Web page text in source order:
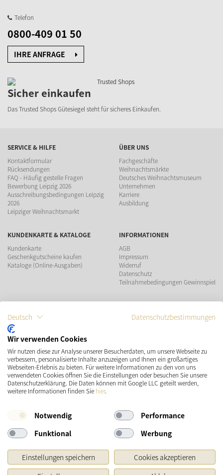
Telefon
0800-409 01 50
IHRE ANFRAGE
Sicher einkaufen
Das Trusted Shops Gütesiegelsteht für sicheres Einkaufen.
SERVICE & HILFE
Kontaktformular
Rücksendungen
FAQ - Häufig gestelle Fragen
Bewerbung Leipzig 2026
Ausschreibungsbedingungen Leipzig
2026
Leipziger Weihnachtsmarkt
ÜBER UNS
Fachgeschäfte
Weihnachtsmärkte
Deutsches Weihnachtsmuseum
Unternehmen
Karriere
Ausbildung
KUNDENKARTE & KATALOGE
Kundenkarte
Geschenkgutscheine kaufen
Kataloge (Online-Ausgaben)
INFORMATIONEN
AGB
Impressum
Widerruf
Datenschutz
Teilnahmebedingungen Gewinnspiel
VERSAND SOCIAL MEDIA
* Preisangaben inkl. gesetzl. MwSt. und zzgl.Versandkosten
Ursprünglicher Preis des Händlers, Unverbindliche Preisempfehlung des Herstellers
Deutsch Datenschutzbestimmungen
Wir verwenden Cookies
Wir nutzen diese zur Analyse unserer Besucherdaten, um unsere Webseite zu
verbessern, personalisierte Inhalte anzuzeigen und Ihnen ein großartiges
Webseiten-Erlebnis zu bieten. Für weitere Informationen zu den von uns
verwendeten Cookies öffnen Sie die Einstellungen oder besuchen Sie unsere
Datenschutzerklärung. Die Daten können mit Google LLC geteilt werden,
weitere Informationen finden Sie hier.
Notwendig
Performance
Funktional
Werbung
Einstellungen speichern
Cookies akzeptieren